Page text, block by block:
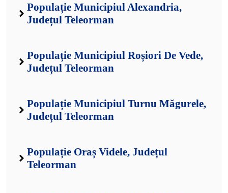
Populație Municipiul Alexandria,
Județul Teleorman
Populație Municipiul Roșiori De Vede,
Județul Teleorman
Populație Municipiul Turnu Măgurele,
Județul Teleorman
Populație Oraș Videle, Județul
Teleorman